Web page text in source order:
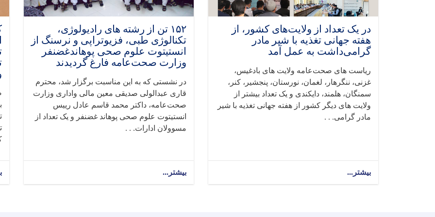
در یک تعداد از ولایت‌های کشور، از
هفته جهانی تغذیه با شیر مادر
گرامی‌داشت به عمل آمد
ریاست های صحت‌عامه ولایت های بادغیس،
غزنی، ننگرهار، لغمان، نورستان، پنجشیر، کنر،
سمنگان، هلمند، دایکندی و یک تعداد بیشتر از
ولایت های دیگر کشور از هفته جهانی تغذیه با شیر
مادر گرامی. . .
بیشتر...
۱۵۲ تن از رشته های رادیولوژی،
تکنالوژی طبی، فزیوتراپی و نرسنگ از
انستیتوت علوم صحی پوهاندغضنفر
وزارت صحت‌عامه فارغ گردیدند
در نشستی که به این مناسبت برگزار شد، محترم
قاری عبدالولی صدیقی معین مالی واداری وزارت
صحت‌عامه، داکتر محمد قاسم عادل رییس
انستیتوت علوم صحی پوهاند غضنفر و یک تعداد از
مسوولان ادارات. . .
بیشتر...